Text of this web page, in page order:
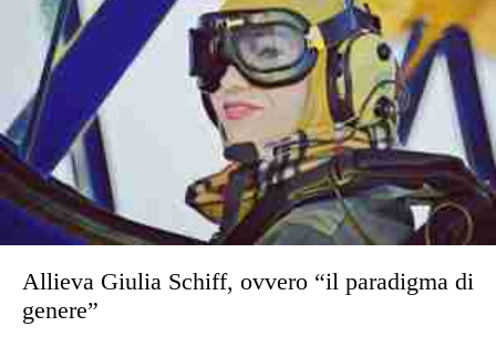
Allieva Giulia Schiff, ovvero “il paradigma di
genere”